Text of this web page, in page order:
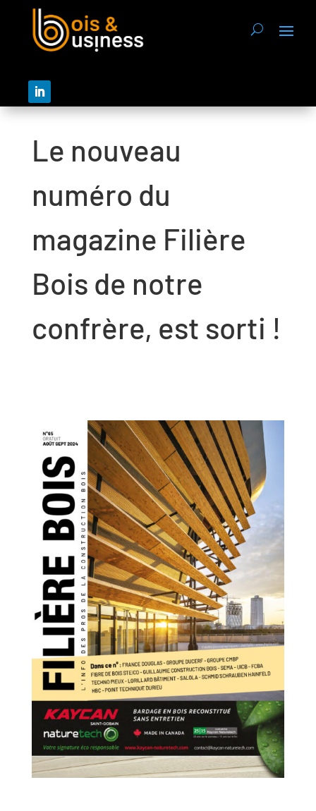
Le nouveau
numéro du
magazine Filière
Bois de notre
confrère, est sorti !